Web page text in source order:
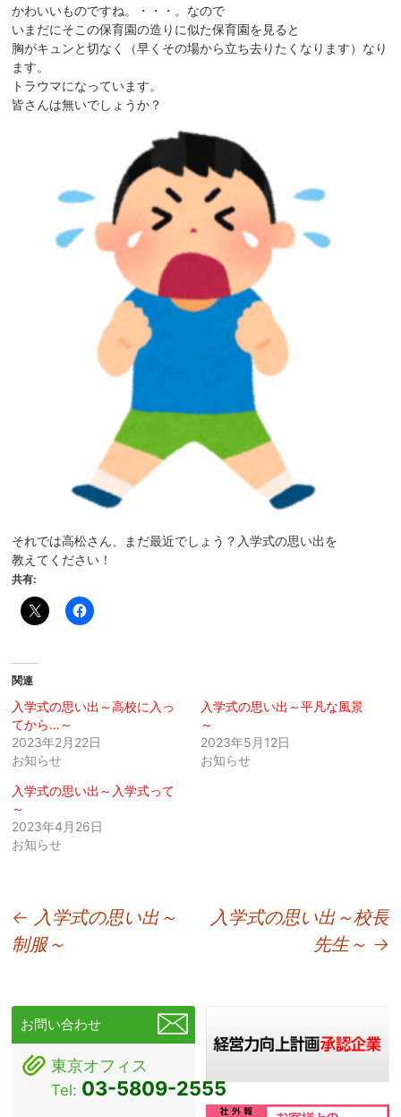
かわいいものですね。・・・。なので
いまだにそこの保育園の造りに似た保育園を見ると
胸がキュンと切なく（早くその場から立ち去りたくなります）なり
ます。
トラウマになっています。
皆さんは無いでしょうか？
それでは高松さん、まだ最近でしょう？入学式の思い出を
教えてください！
共有:
関連
入学式の思い出～高校に入っ
てから…～
2023年2月22日
お知らせ
入学式の思い出～平凡な風景
～
2023年5月12日
お知らせ
入学式の思い出～入学式って
～
2023年4月26日
お知らせ
投
稿
ビ
ゲ
ー
← 入学式の思い出～
制服～
入学式の思い出～校長
先生～ →
お問い合わせ
東京オフィス
Tel: 03-5809-2555